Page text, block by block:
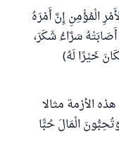
الْمُؤْمِنِ إِنَّ أَمْرَهُ
سَرَّاءُ شَكَرَ،
خَيْرًا لَهُ)
الأزمة مثالا
الْمَالَ حُبًّا